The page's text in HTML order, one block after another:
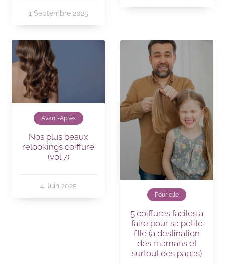
1 Septembre 2025
Avant-Après
Nos plus beaux
relookings coiffure
(vol.7)
4 Juin 2025
Pour elle
5 coiffures faciles à
faire pour sa petite
fille (à destination
des mamans et
surtout des papas)